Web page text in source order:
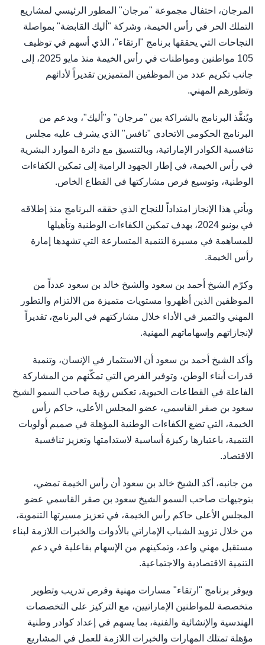
المرجان، احتفال مجموعة "مرجان" المطور الرئيسي لمشاريع
التملك الحر في رأس الخيمة، وشركة "أليك القابضة" بمواصلة
النجاحات التي يحققها برنامج "ارتقاء"، الذي أسهم في توظيف
105 مواطنين ومواطنات في رأس الخيمة منذ مايو 2025، إلى
جانب تكريم عدد من الموظفين المتميزين تقديراً لأدائهم
وتطورهم المهني.
ويُنفَّذ البرنامج بالشراكة بين "مرجان" و"أليك"، وبدعم من
البرنامج الحكومي الاتحادي "نافس" الذي يشرف عليه مجلس
تنافسية الكوادر الإماراتية، وبالتنسيق مع دائرة الموارد البشرية
في رأس الخيمة، في إطار الجهود الرامية إلى تمكين الكفاءات
الوطنية، وتوسيع فرص مشاركتها في القطاع الخاص.
ويأتي هذا الإنجاز امتداداً للنجاح الذي حققه البرنامج منذ إطلاقه
في يونيو 2024، بهدف تمكين الكفاءات الوطنية وتأهيلها
للمساهمة في مسيرة التنمية المتسارعة التي تشهدها إمارة
رأس الخيمة.
وكرّم الشيخ أحمد بن سعود والشيخ خالد بن سعود عدداً من
الموظفين الذين أظهروا مستويات متميزة من الالتزام والتطور
المهني والتميز في الأداء خلال مشاركتهم في البرنامج، تقديراً
لإنجازاتهم وإسهاماتهم المهنية.
وأكد الشيخ أحمد بن سعود أن الاستثمار في الإنسان، وتنمية
قدرات أبناء الوطن، وتوفير الفرص التي تمكّنهم من المشاركة
الفاعلة في القطاعات الحيوية، تعكس رؤية صاحب السمو الشيخ
سعود بن صقر القاسمي، عضو المجلس الأعلى، حاكم رأس
الخيمة، التي تضع الكفاءات الوطنية المؤهلة في صميم أولويات
التنمية، باعتبارها ركيزة أساسية لاستدامتها وتعزيز تنافسية
الاقتصاد.
من جانبه، أكد الشيخ خالد بن سعود أن رأس الخيمة تمضي،
بتوجيهات صاحب السمو الشيخ سعود بن صقر القاسمي عضو
المجلس الأعلى حاكم رأس الخيمة، في تعزيز مسيرتها التنموية،
من خلال تزويد الشباب الإماراتي بالأدوات والخبرات اللازمة لبناء
مستقبل مهني واعد، وتمكينهم من الإسهام بفاعلية في دعم
التنمية الاقتصادية والاجتماعية.
ويوفر برنامج "ارتقاء" مسارات مهنية وفرص تدريب وتطوير
متخصصة للمواطنين الإماراتيين، مع التركيز على التخصصات
الهندسية والإنشائية والفنية، بما يسهم في إعداد كوادر وطنية
مؤهلة تمتلك المهارات والخبرات اللازمة للعمل في المشاريع